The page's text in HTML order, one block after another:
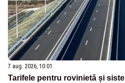
7 aug. 2026, 10:01
Tarifele pentru rovinietă și